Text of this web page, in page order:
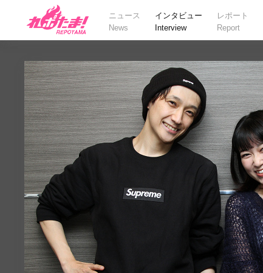
ニュース
News
インタビュー
Interview
レポート
Report